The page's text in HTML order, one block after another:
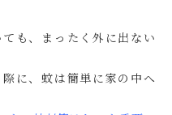
も、まったく外に出ない
に、蚊は簡単に家の中へ